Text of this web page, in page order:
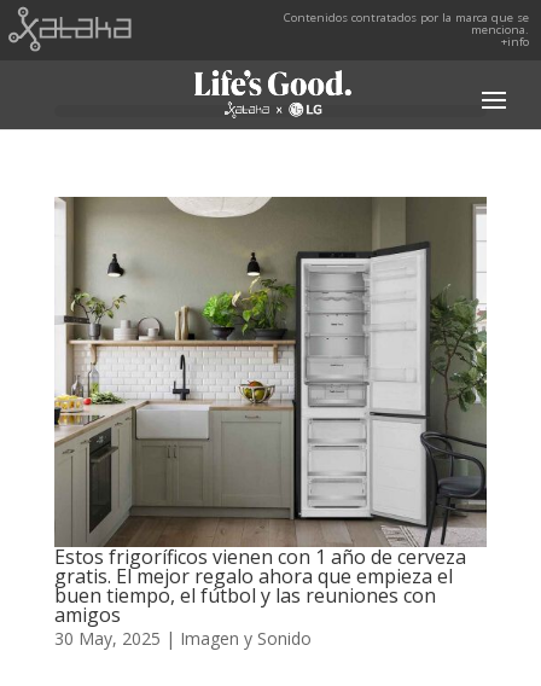
Contenidos contratados por la marca que se
menciona.
+info
Estos frigoríficos vienen con 1 año de cerveza
gratis. El mejor regalo ahora que empieza el
buen tiempo, el fútbol y las reuniones con
amigos
30 May, 2025 | Imagen y Sonido